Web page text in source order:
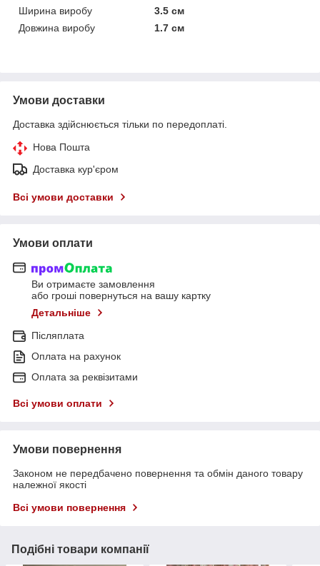
Ширина виробу
3.5 см
Довжина виробу
1.7 см
Умови доставки
Доставка здійснюється тільки по передоплаті.
Нова Пошта
Доставка кур'єром
Всі умови доставки
Умови оплати
Ви отримаєте замовлення
або гроші повернуться на вашу картку
Детальніше
Післяплата
Оплата на рахунок
Оплата за реквізитами
Всі умови оплати
Умови повернення
Законом не передбачено повернення та обмін даного товару
належної якості
Всі умови повернення
Подібні товари компанії